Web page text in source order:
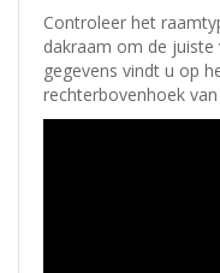
Controleer het
dakraam om de juiste
gegevens vindt u op
rechterbovenhoek